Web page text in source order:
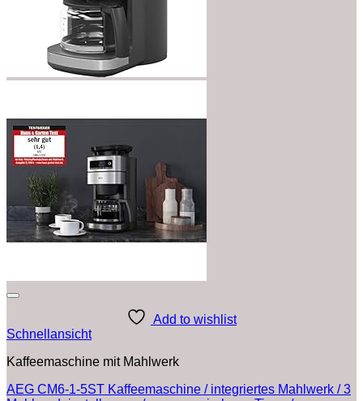
Add to wishlist
Schnellansicht
Kaffeemaschine mit Mahlwerk
AEG CM6-1-5ST Kaffeemaschine / integriertes Mahlwerk / 3